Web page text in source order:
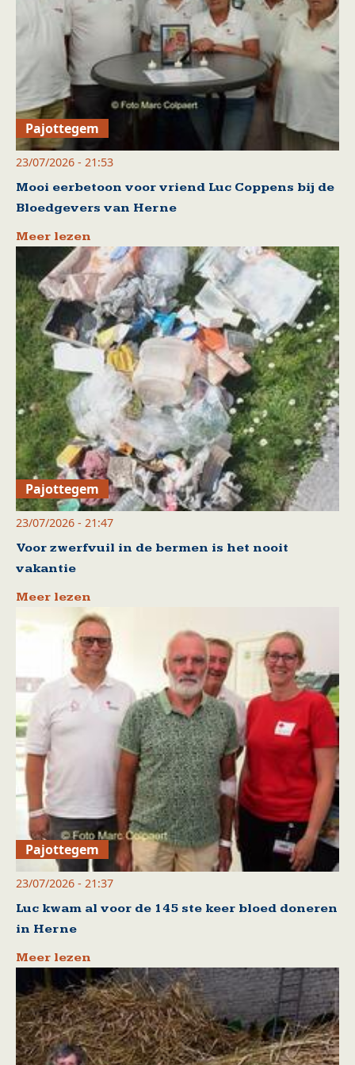
Pajottegem
23/07/2026 - 21:53
Mooi eerbetoon voor vriend Luc Coppens bij de
Bloedgevers van Herne
Meer lezen
Pajottegem
23/07/2026 - 21:47
Voor zwerfvuil in de bermen is het nooit
vakantie
Meer lezen
Pajottegem
23/07/2026 - 21:37
Luc kwam al voor de 145 ste keer bloed doneren
in Herne
Meer lezen